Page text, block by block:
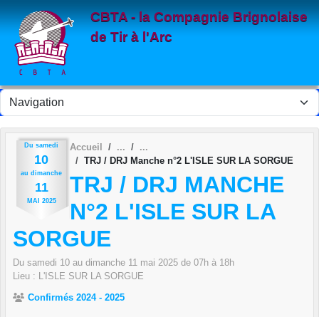
CBTA - la Compagnie Brignolaise
de Tir à l'Arc
Du samedi
10
au dimanche
11
MAI 2025
Accueil
TRJ / DRJ Manche n°2 L'ISLE SUR LA SORGUE
TRJ / DRJ MANCHE
N°2 L'ISLE SUR LA
SORGUE
Du samedi 10 au dimanche 11 mai 2025 de 07h à 18h
Lieu : L'ISLE SUR LA SORGUE
Confirmés 2024 - 2025
Panneau de gestion des cookies